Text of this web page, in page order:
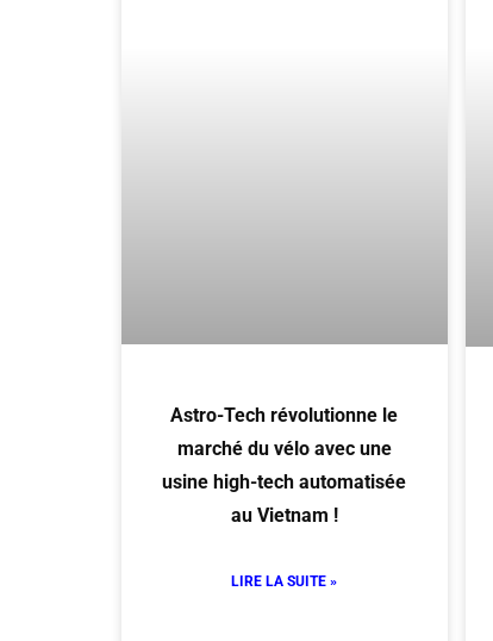
Astro-Tech révolutionne le
marché du vélo avec une
usine high-tech automatisée
au Vietnam !
LIRE LA SUITE »